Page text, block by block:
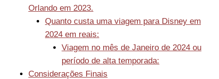
Orlando em 2023.
Quanto custa uma viagem para Disney em
2024 em reais:
Viagem no mês de Janeiro de 2024 ou
período de alta temporada:
Considerações Finais